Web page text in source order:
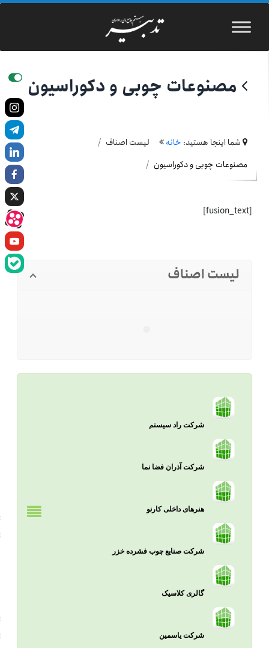
مصنوعات چوبی و دکوراسیون
شما اینجا هستید: خانه
لیست اصناف
مصنوعات چوبی و دکوراسیون
[fusion_text]
لیست اصناف
شرکت راد سیستم
شرکت آذران فضا نما
هنرهای داخلی کارنو
شرکت صنایع چوب فشرده خزر
گالری کلاسیک
شرکت یاسمین